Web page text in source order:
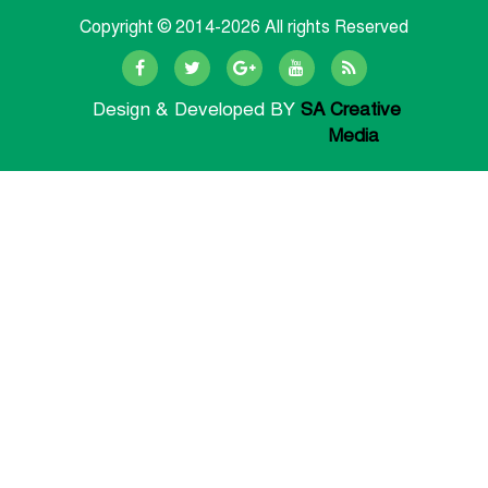
Copyright © 2014-2026 All rights Reserved
Design & Developed BY SA Creative
Media